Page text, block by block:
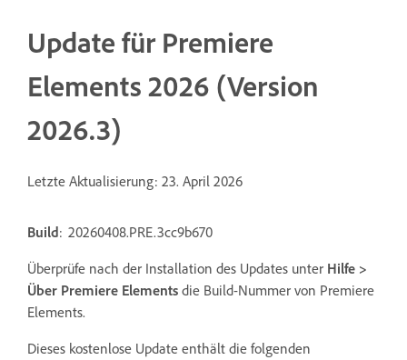
Update für Premiere
Elements 2026 (Version
2026.3)
Letzte Aktualisierung: 23. April 2026
Build: 20260408.PRE.3cc9b670
Überprüfe nach der Installation des Updates unter Hilfe >
Über Premiere Elements die Build-Nummer von Premiere
Elements.
Dieses kostenlose Update enthält die folgenden